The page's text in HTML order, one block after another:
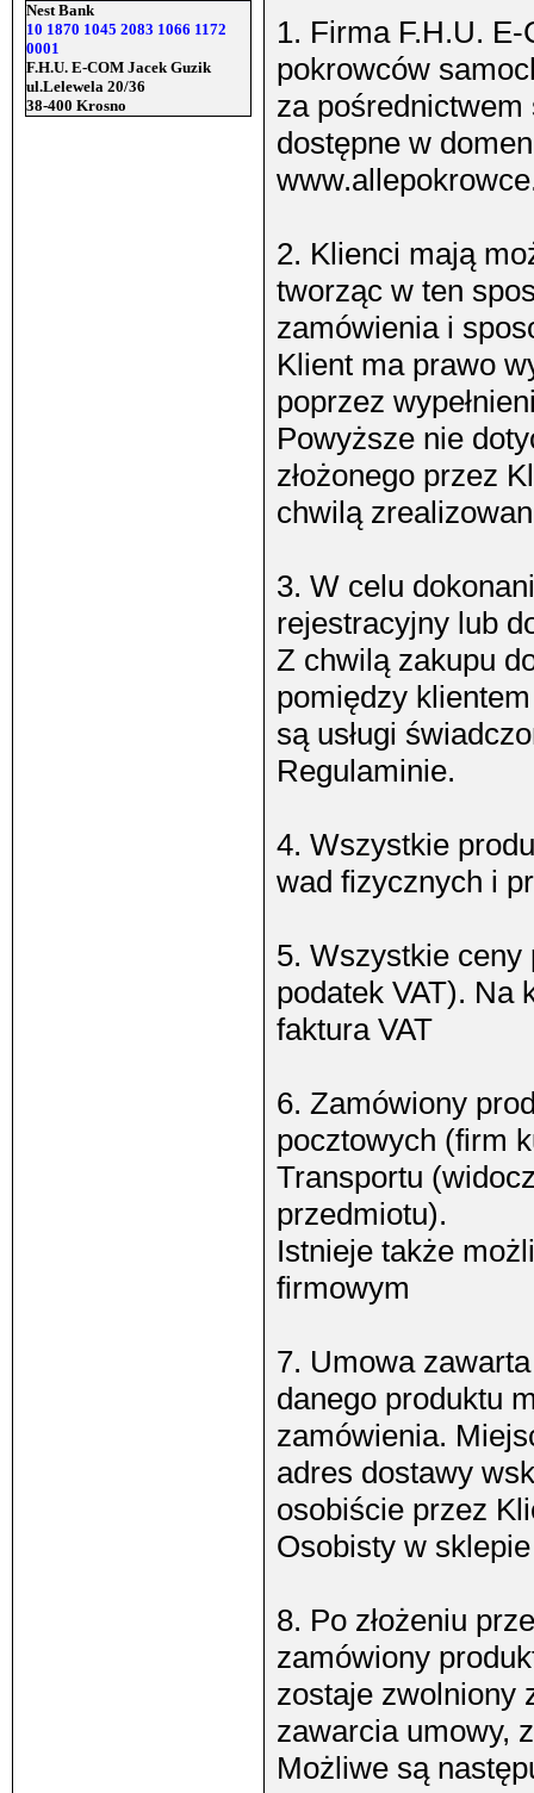
Nest Bank
10 1870 1045 2083 1066 1172
0001
F.H.U. E-COM Jacek Guzik
ul.Lelewela 20/36
38-400 Krosno
1. Firma F.H.U.
pokrowców
za
dostępne w
2. Klienci mają
tworząc w ten
zamówienia i
Klient ma prawo
poprzez
Powyższe nie
złożonego przez
chwilą
3. W celu
rejestracyjny lub
Z chwilą zakupu
pomiędzy
są usługi
Regulaminie.
4. Wszystkie
wad fizycznych i
5. Wszystkie ceny
podatek VAT). Na
faktura VAT
6. Zamówiony
pocztowych (firm
Transportu
przedmiotu).
Istnieje także
firmowym
7. Umowa
danego produktu
zamówienia.
adres dostawy
osobiście przez
Osobisty w
8. Po złożeniu
zamówiony
zostaje zwolniony
zawarcia umowy,
Możliwe są